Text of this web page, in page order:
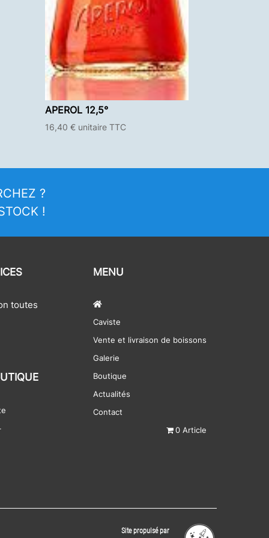
APEROL 12,5°
16,40€ unitaire TTC
?
!
toutes
MENU
Caviste
Vente et livraison de boissons
Galerie
Boutique
Actualités
Contact
0 Article
Site propulsé par